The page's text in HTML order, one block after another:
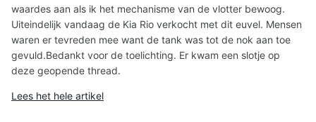
waardes aan als ik het mechanisme van de vlotter bewoog.
Uiteindelijk vandaag de Kia Rio verkocht met dit euvel. Mensen
waren er tevreden mee want de tank was tot de nok aan toe
gevuld.Bedankt voor de toelichting. Er kwam een slotje op
deze geopende thread.
Lees het hele artikel